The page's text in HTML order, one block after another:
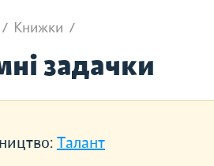
/ Книжки /
задачки
Талант